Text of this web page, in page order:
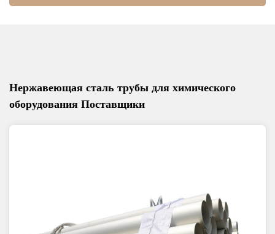
Нержавеющая сталь трубы для химического
оборудования Поставщики